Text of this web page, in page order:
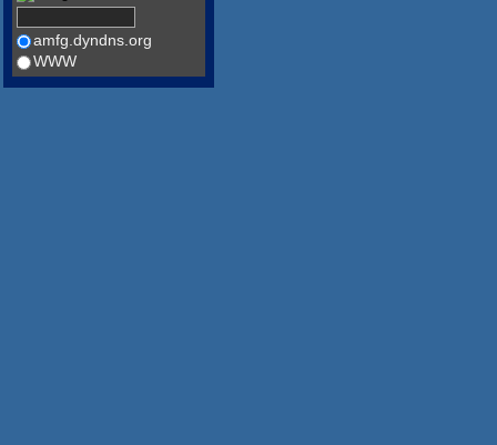
amfg.dyndns.org
WWW